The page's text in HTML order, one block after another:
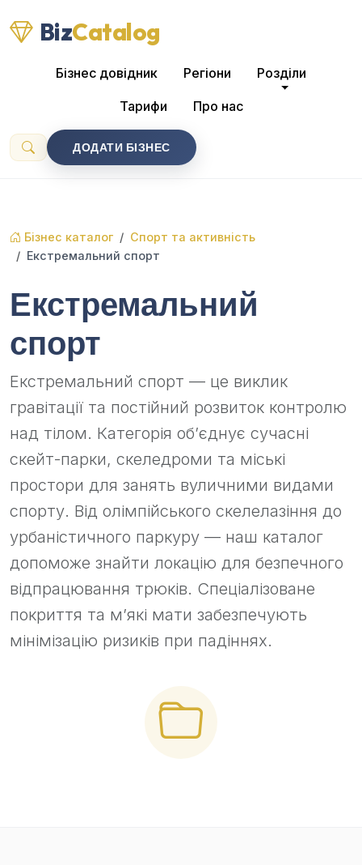
BizCatalog
Бізнес довідник Регіони Розділи
Тарифи Про нас
ДОДАТИ БІЗНЕС
Бізнес каталог
Спорт та активність
Екстремальний спорт
Екстремальний
спорт
Екстремальний спорт — це виклик
гравітації та постійний розвиток контролю
над тілом. Категорія об’єднує сучасні
скейт-парки, скеледроми та міські
простори для занять вуличними видами
спорту. Від олімпійського скелелазіння до
урбаністичного паркуру — наш каталог
допоможе знайти локацію для безпечного
відпрацювання трюків. Спеціалізоване
покриття та м’які мати забезпечують
мінімізацію ризиків при падіннях.